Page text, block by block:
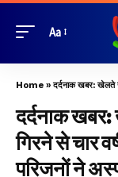
Aa
Home »दर्दनाक खबर: खेलते खेलते
दर्दनाक
गिरने से चार
परिजनों ने